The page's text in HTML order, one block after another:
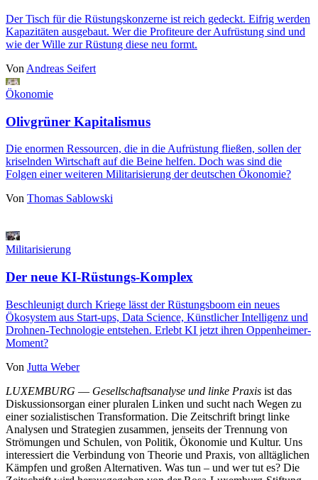
Der Tisch für die Rüstungskonzerne ist reich gedeckt. Eifrig werden
Kapazitäten ausgebaut. Wer die Profiteure der Aufrüstung sind und
wie der Wille zur Rüstung diese neu formt.
Von Andreas Seifert
Ökonomie
Olivgrüner Kapitalismus
Die enormen Ressourcen, die in die Aufrüstung fließen, sollen der
kriselnden Wirtschaft auf die Beine helfen. Doch was sind die
Folgen einer weiteren Militarisierung der deutschen Ökonomie?
Von Thomas Sablowski
Militarisierung
Der neue KI-Rüstungs-Komplex
Beschleunigt durch Kriege lässt der Rüstungsboom ein neues
Ökosystem aus Start-ups, Data Science, Künstlicher Intelligenz und
Drohnen-Technologie entstehen. Erlebt KI jetzt ihren Oppenheimer-
Moment?
Von Jutta Weber
LUXEMBURG — Gesellschaftsanalyse und linke Praxis ist das
Diskussionsorgan einer pluralen Linken und sucht nach Wegen zu
einer sozialistischen Transformation. Die Zeitschrift bringt linke
Analysen und Strategien zusammen, jenseits der Trennung von
Strömungen und Schulen, von Politik, Ökonomie und Kultur. Uns
interessiert die Verbindung von Theorie und Praxis, von alltäglichen
Kämpfen und großen Alternativen. Was tun – und wer tut es? Die